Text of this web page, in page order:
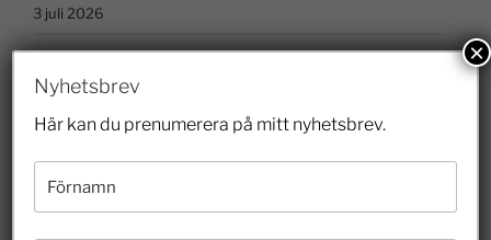
3 juli 2026
Prenumerera på nyhetsbrevet
Nyhetsbrev
Här kan du prenumerera på mitt nyhetsbrev.
×